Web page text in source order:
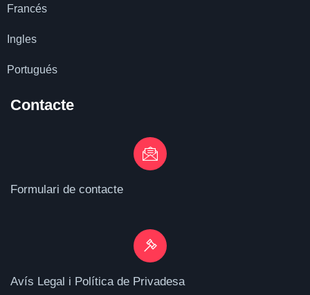
Francés
Ingles
Portugués
Contacte
Formulari de contacte
Avís Legal i Política de Privadesa